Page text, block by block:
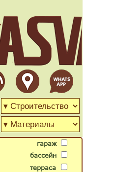
гараж
бассейн
терраса